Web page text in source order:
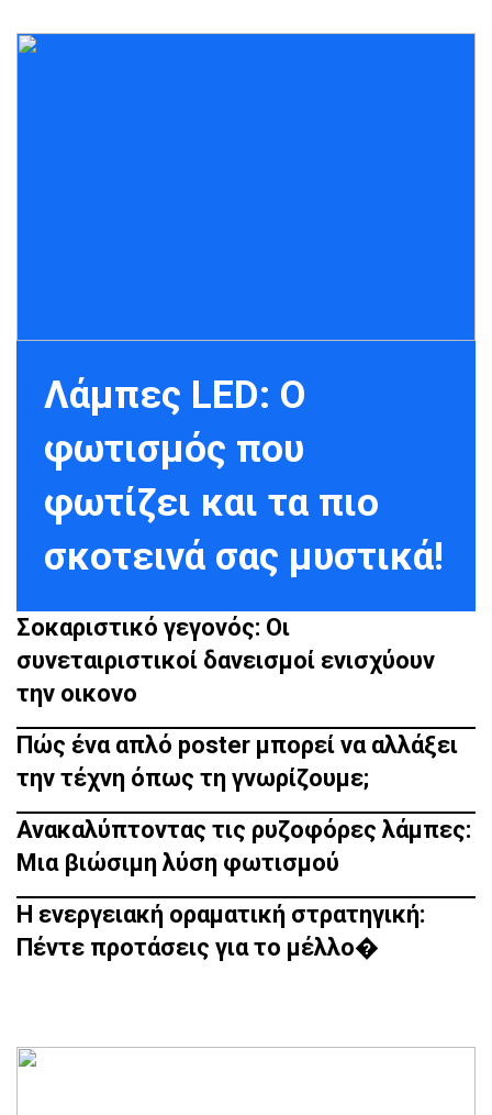
Λάμπες LED: Ο
φωτισμός που
φωτίζει και τα πιο
σκοτεινά σας μυστικά!
Σοκαριστικό γεγονός: Οι
συνεταιριστικοί δανεισμοί ενισχύουν
την οικονο
Πώς ένα απλό poster μπορεί να αλλάξει
την τέχνη όπως τη γνωρίζουμε;
Ανακαλύπτοντας τις ρυζοφόρες λάμπες:
Μια βιώσιμη λύση φωτισμού
Η ενεργειακή οραματική στρατηγική:
Πέντε προτάσεις για το μέλλο�